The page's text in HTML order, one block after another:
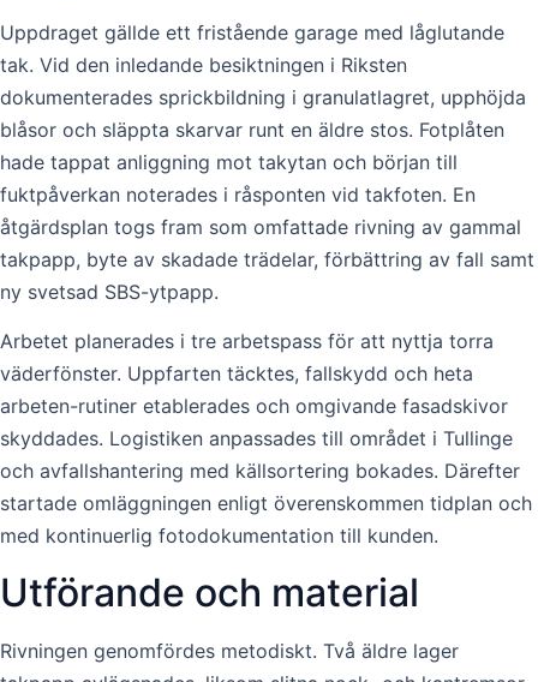
Uppdraget gällde ett fristående garage med låglutande
tak. Vid den inledande besiktningen i Riksten
dokumenterades sprickbildning i granulatlagret, upphöjda
blåsor och släppta skarvar runt en äldre stos. Fotplåten
hade tappat anliggning mot takytan och början till
fuktpåverkan noterades i råsponten vid takfoten. En
åtgärdsplan togs fram som omfattade rivning av gammal
takpapp, byte av skadade trädelar, förbättring av fall samt
ny svetsad SBS-ytpapp.
Arbetet planerades i tre arbetspass för att nyttja torra
väderfönster. Uppfarten täcktes, fallskydd och heta
arbeten-rutiner etablerades och omgivande fasadskivor
skyddades. Logistiken anpassades till området i Tullinge
och avfallshantering med källsortering bokades. Därefter
startade omläggningen enligt överenskommen tidplan och
med kontinuerlig fotodokumentation till kunden.
Utförande och material
Rivningen genomfördes metodiskt. Två äldre lager